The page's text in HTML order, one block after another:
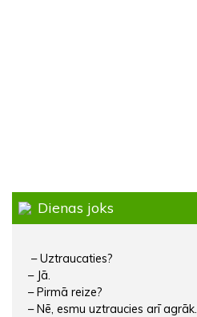
Dienas joks
– Uztraucaties?
– Jā.
– Pirmā reize?
– Nē, esmu uztraucies arī agrāk.